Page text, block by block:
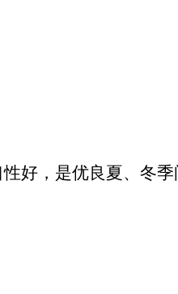
好，是优良夏、冬